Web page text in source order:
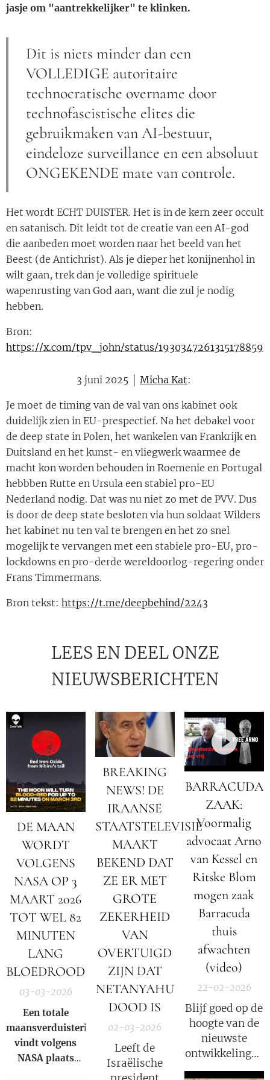
jasje om "aantrekkelijker" te klinken.
Dit is niets minder dan een
VOLLEDIGE autoritaire
technocratische overname door
technofascistische elites die
gebruikmaken van AI-bestuur,
eindeloze surveillance en een absoluut
ONGEKENDE mate van controle.
Het wordt ECHT DUISTER. Het is in de kern zeer occult
en satanisch. Dit leidt tot de creatie van een AI-god
die aanbeden moet worden naar het beeld van het
Beest (de Antichrist). Als je dieper het konijnenhol in
wilt gaan, trek dan je volledige spirituele
wapenrusting van God aan, want die zul je nodig
hebben.
Bron:
https://x.com/tpv_john/status/1930347261315178859
3 juni 2025 │ Micha Kat:
Je moet de timing van de val van ons kabinet ook
duidelijk zien in EU-prespectief. Na het debakel voor
de deep state in Polen, het wankelen van Frankrijk en
Duitsland en het kunst- en vliegwerk waarmee de
macht kon worden behouden in Roemenie en Portugal
hebbben Rutte en Ursula een stabiel pro-EU
Nederland nodig. Dat was nu niet zo met de PVV. Dus
is door de deep state besloten via hun soldaat Wilders
het kabinet nu ten val te brengen en het zo snel
mogelijk te vervangen met een stabiele pro-EU, pro-
lockdowns en pro-derde wereldoorlog-regering onder
Frans Timmermans.
Bron tekst: https://t.me/deepbehind/2243
LEES EN DEEL ONZE
NIEUWSBERICHTEN
DE MAAN
WORDT
VOLGENS
NASA OP 3
MAART 2026
TOT WEL 82
MINUTEN
LANG
BLOEDROOD
03-03-2026
Een totale
maansverduistering
vindt volgens
NASA plaats
BREAKING
NEWS! DE
IRAANSE
STAATSTELEVISIE
MAAKT
BEKEND DAT
ZE ER MET
GROTE
ZEKERHEID
VAN
OVERTUIGD
ZIJN DAT
NETANYAHU
DOOD IS
02-03-2026
Leeft de
Israëlische
BARRACUDA
ZAAK:
Voormalig
advocaat Arno
van Kessel en
Ritske Blom
mogen zaak
Barracuda
thuis
afwachten
(video)
22-02-2026
Blijf goed op de
hoogte van de
nieuwste
ontwikkelingen
in deze COVID